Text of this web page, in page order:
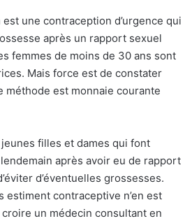
une contraception d’urgence qui
après un rapport sexuel
femmes de moins de 30 ans sont
Mais force est de constater
méthode est monnaie courante
filles et dames qui font
après avoir eu de rapport
d’éventuelles grossesses.
estiment contraceptive n’en est
un médecin consultant en